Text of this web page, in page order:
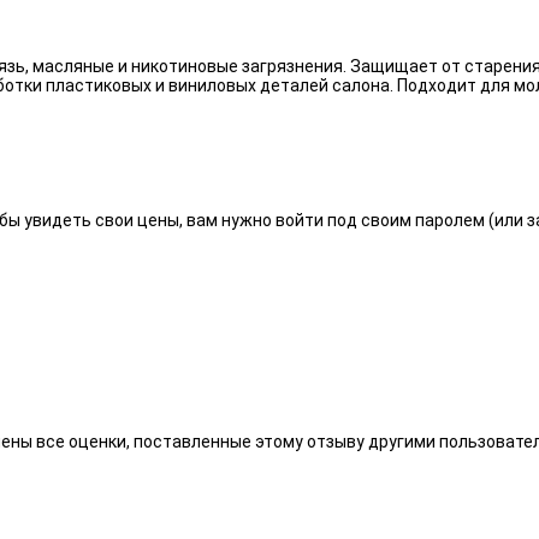
масляные и никотиновые загрязнения. Защищает от
пластиковых и виниловых деталей салона. Подходит для
увидеть свои цены, вам нужно войти под своим паролем (или
все оценки, поставленные этому отзыву другими